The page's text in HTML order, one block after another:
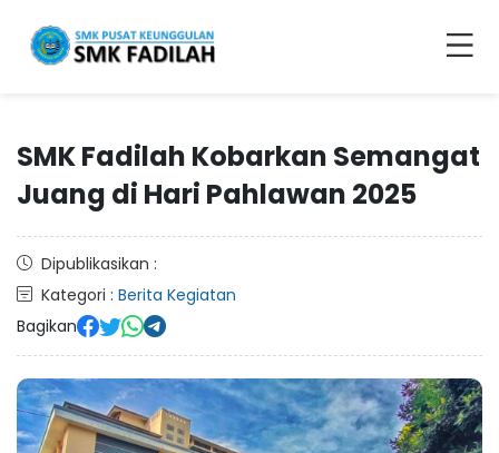
SMK Fadilah Kobarkan Semangat
Juang di Hari Pahlawan 2025
Dipublikasikan :
Kategori : Berita Kegiatan
Bagikan